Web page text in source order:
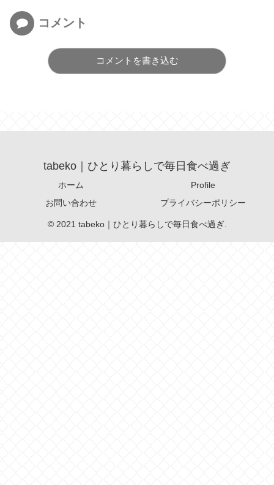
コメント
コメントを書き込む
tabeko｜ひとり暮らしで毎日食べ過ぎ
ホーム
Profile
お問い合わせ
プライバシーポリシー
© 2021 tabeko｜ひとり暮らしで毎日食べ過ぎ.